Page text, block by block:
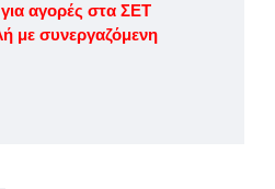
αγορές στα ΣΕΤ
με συνεργαζόμενη